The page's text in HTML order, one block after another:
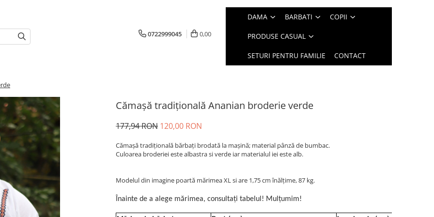
0722999045 0,00
DAMA BARBATI COPII
PRODUSE CASUAL
SETURI PENTRU FAMILIE CONTACT
Cămașă tradițională Ananian broderie verde
177,94 RON 120,00 RON
Cămașă tradiţională bărbați brodată la maşină; material pânză de bumbac.
Culoarea broderiei este albastra si verde iar materialul iei este alb.
Modelul din imagine poartă mărimea XL si are 1,75 cm înălțime, 87 kg.
Înainte de a alege mărimea, consultați tabelul! Mulțumim!